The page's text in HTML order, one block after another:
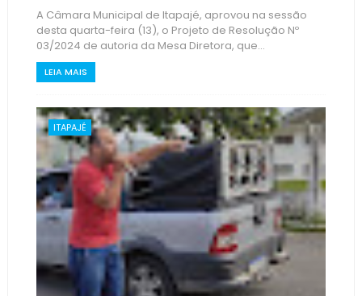
A Câmara Municipal de Itapajé, aprovou na sessão
desta quarta-feira (13), o Projeto de Resolução Nº
03/2024 de autoria da Mesa Diretora, que...
LEIA MAIS
ITAPAJÉ